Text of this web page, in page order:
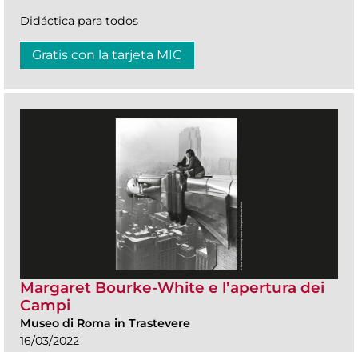
Didáctica para todos
Gratis con la tarjeta MIC
Margaret Bourke-White e l’apertura dei
Campi
Museo di Roma in Trastevere
16/03/2022